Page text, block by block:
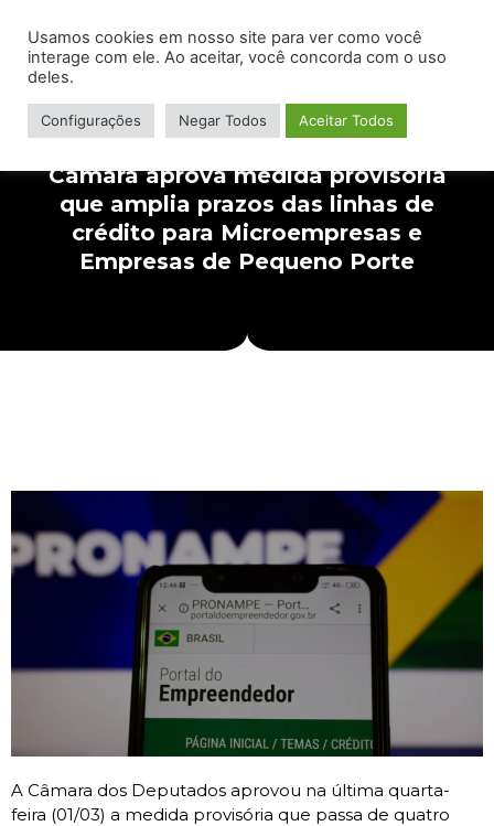
Câmara aprova medida provisória
que amplia prazos das linhas de
crédito para Microempresas e
Empresas de Pequeno Porte
A Câmara dos Deputados aprovou na última quarta-
feira (01/03) a medida provisória que passa de quatro
Usamos cookies em nosso site para ver como você
interage com ele. Ao aceitar, você concorda com o uso
deles.
Configurações Negar Todos Aceitar Todos